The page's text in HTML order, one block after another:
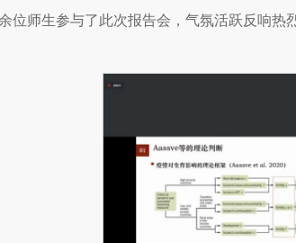
位师生参与了此次报告会，气氛活跃反响热